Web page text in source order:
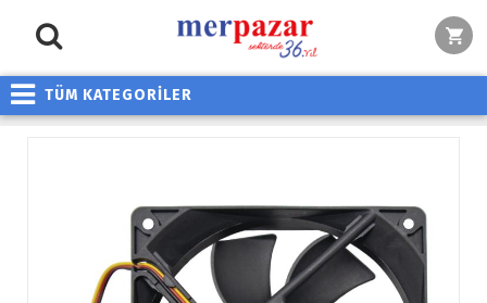
TÜM KATEGORİLER